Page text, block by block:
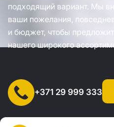
подходящий вариант. Мы
ваши пожелания,
и бюджет, чтобы
нашего широкого
+371 29 999 333